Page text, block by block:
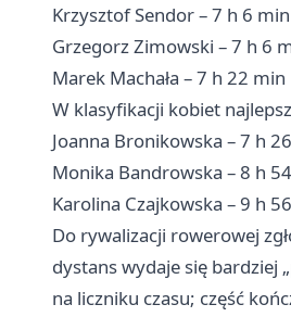
Krzysztof Sendor – 7 h 6 min
Grzegorz Zimowski – 7 h 6
Marek Machała – 7 h 22 min
W klasyfikacji kobiet
Joanna Bronikowska – 7 h
Monika Bandrowska – 8 h
Karolina Czajkowska – 9 h
Do rywalizacji rowerowej
dystans wydaje się bardziej
na liczniku czasu; część